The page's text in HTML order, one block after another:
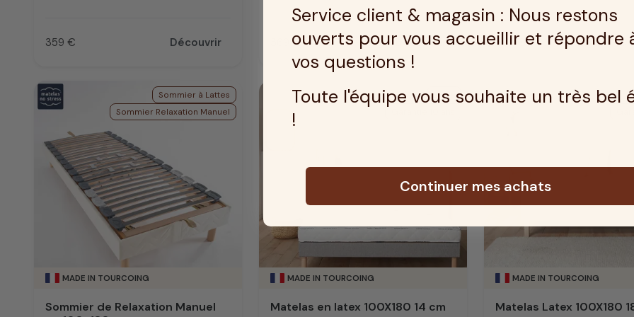
Prix
359 € Découvrir 369 € Découvrir Prix
379 €
MADE IN TOURCOING
Sommier à Lattes
Sommier Relaxation Manuel
Sommier de Relaxation Manuel
MADE IN TOURCOING
Latex
Matelas en latex 100X180 14 cm
MADE IN TOURCOING
Matelas Latex 100X180
Service client & magasin : Nous restons
ouverts pour vous accueillir et répondre
vos questions !
Toute l'équipe vous souhaite un très bel
!
Continuer mes achats